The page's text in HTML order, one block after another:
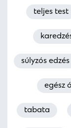
teljes test
súlyzós edzés
egész
tabata